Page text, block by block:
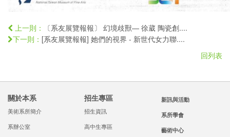
上一則： 〔系友展覽報報〕 幻境歧獸— 徐葳 陶瓷創....
下一則： [系友展覽報報] 她們的視界 - 新世代女力聯....
回列表
關於本系
美術系所簡介
系辦公室
招生專區
招生資訊
高中生專區
新訊與活動
系所學會
藝術中心